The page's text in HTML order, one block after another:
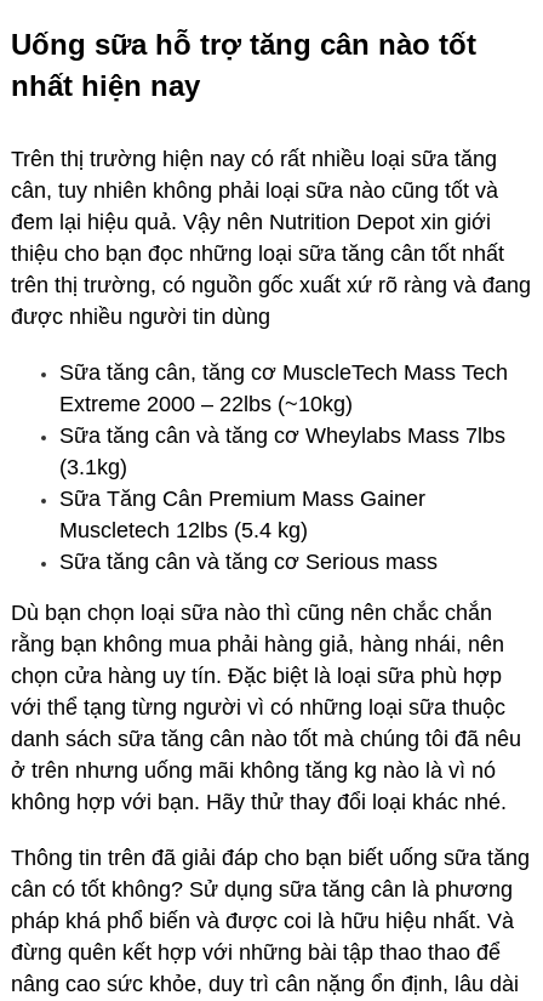
Uống sữa hỗ trợ tăng cân nào tốt
nhất hiện nay
Trên thị trường hiện nay có rất nhiều loại sữa tăng
cân, tuy nhiên không phải loại sữa nào cũng tốt và
đem lại hiệu quả. Vậy nên Nutrition Depot xin giới
thiệu cho bạn đọc những loại sữa tăng cân tốt nhất
trên thị trường, có nguồn gốc xuất xứ rõ ràng và đang
được nhiều người tin dùng
Sữa tăng cân, tăng cơ MuscleTech Mass Tech
Extreme 2000 – 22lbs (~10kg)
Sữa tăng cân và tăng cơ Wheylabs Mass 7lbs
(3.1kg)
Sữa Tăng Cân Premium Mass Gainer
Muscletech 12lbs (5.4 kg)
Sữa tăng cân và tăng cơ Serious mass
Dù bạn chọn loại sữa nào thì cũng nên chắc chắn
rằng bạn không mua phải hàng giả, hàng nhái, nên
chọn cửa hàng uy tín. Đặc biệt là loại sữa phù hợp
với thể tạng từng người vì có những loại sữa thuộc
danh sách sữa tăng cân nào tốt mà chúng tôi đã nêu
ở trên nhưng uống mãi không tăng kg nào là vì nó
không hợp với bạn. Hãy thử thay đổi loại khác nhé.
Thông tin trên đã giải đáp cho bạn biết uống sữa tăng
cân có tốt không? Sử dụng sữa tăng cân là phương
pháp khá phổ biến và được coi là hữu hiệu nhất. Và
đừng quên kết hợp với những bài tập thao thao để
nâng cao sức khỏe, duy trì cân nặng ổn định, lâu dài